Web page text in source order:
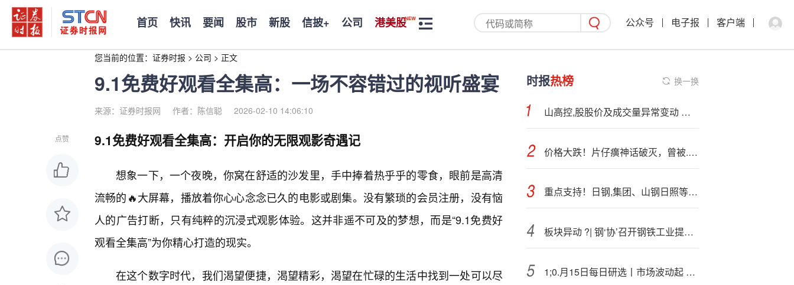
首页 快讯 要闻 股市 新股 信披+ 公司 港美股 公众号 电子报 客户端
您当前的位置： 证券时报 > 公司 > 正文
9.1免费好观看全集高：一场不容错过的视听盛宴
来源：证券时报网 作者：陈信聪 2026-02-10 14:06:10
点赞 9.1免费好观看全集高：开启你的无限观影奇遇记
想象一下，一个夜晚，你窝在舒适的沙发里，手中捧着热乎乎的零食，眼前是高清
流畅的🔥大屏幕，播放着你心心念念已久的电影或剧集。没有繁琐的会员注册，没有恼
人的广告打断，只有纯粹的沉浸式观影体验。这并非遥不可及的梦想，而是“9.1免费好
观看全集高”为你精心打造的现实。
在这个数字时代，我们渴望便捷，渴望精彩，渴望在忙碌的生活中找到一处可以尽
时报热榜 换一换
山高控,股股价及成交量异常变动 业务营运维持正常
价格大跌！片仔癀神话破灭，曾被.炒到1600元/粒，“中药茅”市值4年蒸发1800亿
重点支持！日钢,集团、山钢日照等多个钢铁项目！
板块异动 ?| 钢‘协’召开钢铁工业提质升级座谈会 A股钢铁板块走强
1;0.月15日每日研选丨市场波动起 何处可避风？